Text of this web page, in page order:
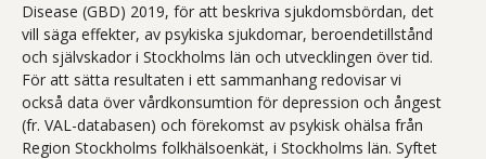
Disease (GBD) 2019, för att beskriva sjukdomsbördan, det
vill säga effekter, av psykiska sjukdomar, beroendetillstånd
och självskador i Stockholms län och utvecklingen över tid.
För att sätta resultaten i ett sammanhang redovisar vi
också data över vårdkonsumtion för depression och ångest
(fr. VAL-databasen) och förekomst av psykisk ohälsa från
Region Stockholms folkhälsoenkät, i Stockholms län. Syftet